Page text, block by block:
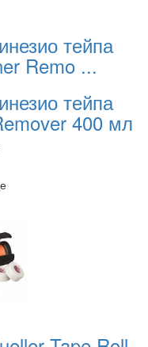
тейпа
Remo ...
тейпа
400 мл